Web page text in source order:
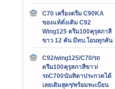
C70 เครื่องดรีม C90KA
ของแท้ดั่งเดิม C92
Wing125 ดรีม100คุรุสภาสี
ขาว 12 คัน มีทบ.โอนทุกคัน
C92/wing125/C70/รถ
ดรีม100คุรุสภาสีขาว/
รถC700นันทิดาประกวดได้
เลยเดิมสุดๆ/พร้อมทะเบียน